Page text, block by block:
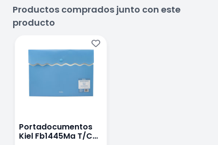
Productos comprados junto con este
producto
Portadocumentos
Kiel Fb1445Ma T/C